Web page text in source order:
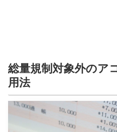
総量規制対象外のア
用法